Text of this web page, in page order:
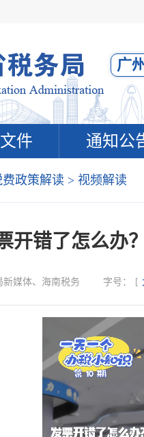
广州
件 通知公
费政策解读 > 视频解读
开错了怎么办
新媒体、海南税务 字号： [